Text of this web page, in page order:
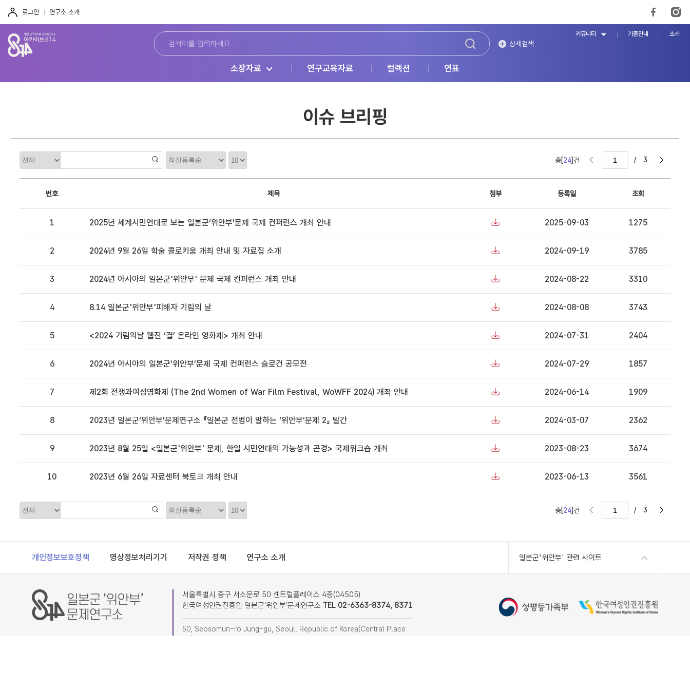
로그인 연구소 소개
상세검색
소장자료 연구교육자료 컬렉션 연표
커뮤니티 기증안내 소개
이슈 브리핑
카
고
리
정
렬
정
렬
갯
수
총[24]건 / 3
번호 제목 첨부 등록일 조회
1 2025년 세계시민연대로 보는 일본군‘위안부’문제 국제 컨퍼런스 개최 안내 2025-09-03 1275
2 2024년 9월 26일 학술 콜로키움 개최 안내 및 자료집 소개 2024-09-19 3785
3 2024년 아시아의 일본군'위안부' 문제 국제 컨퍼런스 개최 안내 2024-08-22 3310
4 8.14 일본군'위안부'피해자 기림의 날 2024-08-08 3743
5 <2024 기림의날 웹진 ‘결’ 온라인 영화제> 개최 안내 2024-07-31 2404
6 2024년 아시아의 일본군‘위안부’문제 국제 컨퍼런스 슬로건 공모전 2024-07-29 1857
7 제2회 전쟁과여성영화제 (The 2nd Women of War Film Festival, WoWFF 2024) 개최 안내 2024-06-14 1909
8 2023년 일본군‘위안부’문제연구소 『일본군 전범이 말하는 ‘위안부’문제 2』 발간 2024-03-07 2362
9 2023년 8월 25일 <일본군'위안부' 문제, 한일 시민연대의 가능성과 곤경> 국제워크숍 개최 2023-08-23 3674
10 2023년 6월 26일 자료센터 북토크 개최 안내 2023-06-13 3561
카
고
정
렬
정
렬
갯
총[24]건 / 3
Footer
개인정보보호정책 영상정보처리기기 저작권 정책 연구소 소개 일본군'위안부' 관련 사이트
서울특별시 중구 서소문로 50 센트럴플레이스 4층(04505)
한국여성인권진흥원 일본군‘위안부’문제연구소 TEL 02-6363-8374, 8371
50, Seosomun-ro Jung-gu, Seoul, Republic of Korea(Central Place